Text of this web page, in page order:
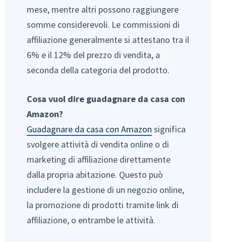
mese, mentre altri possono raggiungere
somme considerevoli. Le commissioni di
affiliazione generalmente si attestano tra il
6% e il 12% del prezzo di vendita, a
seconda della categoria del prodotto.
Cosa vuol dire guadagnare da casa con
Amazon?
Guadagnare da casa con Amazon significa
svolgere attività di vendita online o di
marketing di affiliazione direttamente
dalla propria abitazione. Questo può
includere la gestione di un negozio online,
la promozione di prodotti tramite link di
affiliazione, o entrambe le attività.